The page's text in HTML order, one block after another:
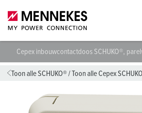
Cepex inbouwcontactdoos SCHUKO®,
Toon alle SCHUKO®/Toon alle Cepex